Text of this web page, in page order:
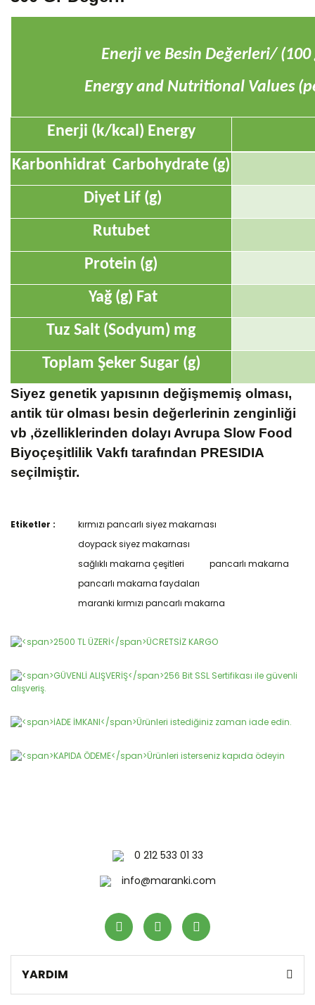
Enerji ve Besin Değerleri/ (100
Energy and Nutritional Values
Enerji (k/kcal) Energy
Karbonhidrat Carbohydrate (g)
Diyet Lif (g)
Rutubet
Protein (g)
Yağ (g) Fat
Tuz Salt (Sodyum) mg
Toplam Şeker Sugar (g)
Siyez genetik yapısının değişmemiş olması,
antik tür olması besin değerlerinin zenginliği
vb ,özelliklerinden dolayı Avrupa Slow Food
Biyoçeşitlilik Vakfı tarafından PRESIDIA
seçilmiştir.
Bu ürüne ilk yorumu siz yapın!
Yorum Yaz
Bu ürünün fiyat bilgisi, resim, ürün açıklamalarında ve diğer
konularda yetersiz gördüğünüz noktaları öneri formunu
kullanarak tarafımıza iletebilirsiniz.
Görüş ve önerileriniz için teşekkür ederiz.
Ürün resmi kalitesiz, bozuk veya görüntülenemiyor.
Ürün bilgilerinde hatalar bulunuyor.
Bu ürüne benzer farklı alternatifler olmalı.
Etiketler :
kırmızı pancarlı siyez makarnası
doypack siyez makarnası
sağlıklı makarna çeşitleri
pancarlı makarna
pancarlı makarna faydaları
maranki kırmızı pancarlı makarna
0 212 533 01 33
info@maranki.com
YARDIM